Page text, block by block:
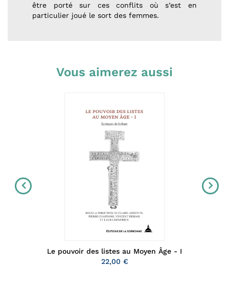
être porté sur ces conflits où s’est en
particulier joué le sort des femmes.
Vous aimerez aussi
Le pouvoir des listes au Moyen Âge - I
22,00 €